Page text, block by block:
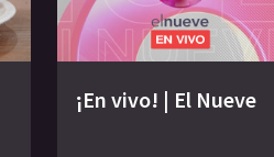
¡En vivo! | El Nueve